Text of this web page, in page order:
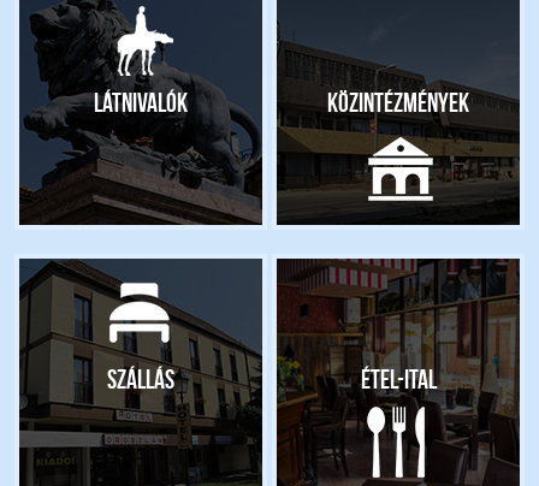
Látnivalók Közintézmények
Szállás Étel-ital